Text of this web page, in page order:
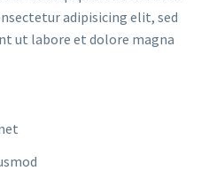
adipisicing elit, sed
ut labore et dolore magna